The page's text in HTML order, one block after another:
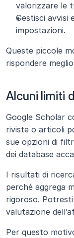
valorizzare le
Gestisci avvisi
impostazioni.
Queste piccole
rispondere
Alcuni limiti
Google Scholar
riviste o articoli
sue opzioni di
dei database
I risultati di
perché aggrega
rigoroso.
valutazione
Per questo